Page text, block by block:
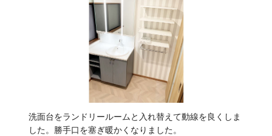
洗面台をランドリールームと入れ替えて動線を良くしま
した。勝手口を塞ぎ暖かくなりました。